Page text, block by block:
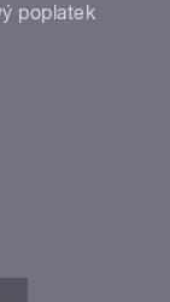
poplatek